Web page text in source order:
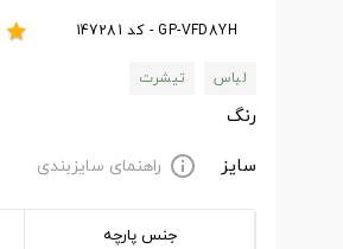
GP-VFD8YH - کد 147281 star
لباس
تیشرت
رنگ
سایز
info راهنمای سایزبندی
جنس پارچه